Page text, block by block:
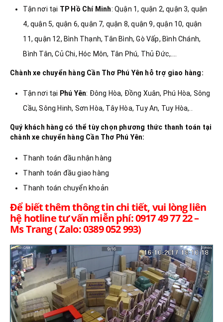
Tận nơi tại TP Hồ Chí Minh: Quận 1, quận 2, quận 3, quận
4, quận 5, quận 6, quận 7, quận 8, quận 9, quận 10, quận
11, quận 12, Bình Thạnh, Tân Bình, Gò Vấp, Bình Chánh,
Bình Tân, Củ Chi, Hóc Môn, Tân Phú, Thủ Đức,….
Chành xe chuyển hàng Cần Thơ Phú Yên hỗ trợ giao hàng:
Tận nơi tại Phú Yên: Đông Hòa, Đồng Xuân, Phú Hòa, Sông
Cầu, Sông Hinh, Sơn Hòa, Tây Hòa, Tuy An, Tuy Hòa,..
Quý khách hàng có thể tùy chọn phương thức thanh toán tại
chành xe chuyển hàng Cần Thơ Phú Yên:
Thanh toán đầu nhận hàng
Thanh toán đầu giao hàng
Thanh toán chuyển khoản
Để biết thêm thông tin chi tiết, vui lòng liên
hệ hotline tư vấn miễn phí: 0917 49 77 22 –
Ms Trang ( Zalo: 0389 052 993)